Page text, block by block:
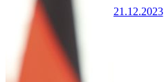
21.12.2023